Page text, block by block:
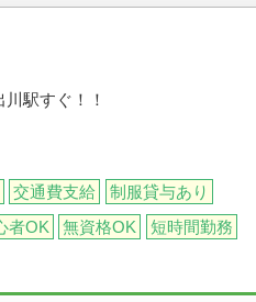
駅すぐ！！
交通費支給
制服貸与あり
者OK 無資格OK
短時間勤務